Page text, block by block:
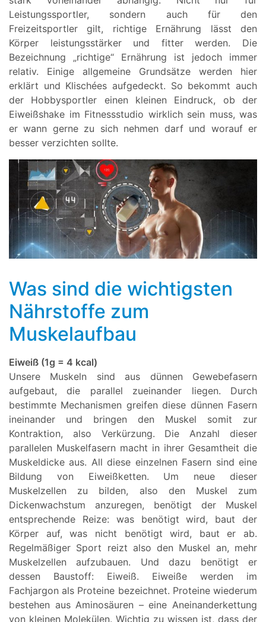
Leistungssportler, sondern auch für den
Freizeitsportler gilt, richtige Ernährung lässt den
Körper leistungsstärker und fitter werden. Die
Bezeichnung „richtige“ Ernährung ist jedoch immer
relativ. Einige allgemeine Grundsätze werden hier
erklärt und Klischées aufgedeckt. So bekommt auch
der Hobbysportler einen kleinen Eindruck, ob der
Eiweißshake im Fitnessstudio wirklich sein muss, was
er wann gerne zu sich nehmen darf und worauf er
besser verzichten sollte.
Was sind die wichtigsten
Nährstoffe zum
Muskelaufbau
Eiweiß (1g = 4 kcal)
Unsere Muskeln sind aus dünnen Gewebefasern
aufgebaut, die parallel zueinander liegen. Durch
bestimmte Mechanismen greifen diese dünnen Fasern
ineinander und bringen den Muskel somit zur
Kontraktion, also Verkürzung. Die Anzahl dieser
parallelen Muskelfasern macht in ihrer Gesamtheit die
Muskeldicke aus. All diese einzelnen Fasern sind eine
Bildung von Eiweißketten. Um neue dieser
Muskelzellen zu bilden, also den Muskel zum
Dickenwachstum anzuregen, benötigt der Muskel
entsprechende Reize: was benötigt wird, baut der
Körper auf, was nicht benötigt wird, baut er ab.
Regelmäßiger Sport reizt also den Muskel an, mehr
Muskelzellen aufzubauen. Und dazu benötigt er
dessen Baustoff: Eiweiß. Eiweiße werden im
Fachjargon als Proteine bezeichnet. Proteine wiederum
bestehen aus Aminosäuren – eine Aneinanderkettung
von kleinen Molekülen. Wichtig zu wissen ist, dass der